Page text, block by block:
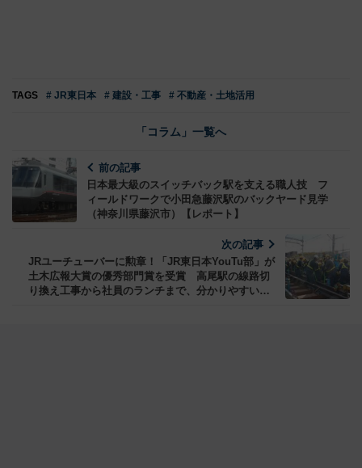
TAGS # JR東日本 # 建設・工事 # 不動産・土地活用
「コラム」一覧へ
前の記事
日本最大級のスイッチバック駅を支える職人技 フ
ィールドワークで小田急藤沢駅のバックヤード見学
（神奈川県藤沢市）【レポート】
次の記事
JRユーチューバーに勲章！「JR東日本YouTu部」が
土木広報大賞の優秀部門賞を受賞 高尾駅の線路切
り換え工事から社員のランチまで、分かりやすい動